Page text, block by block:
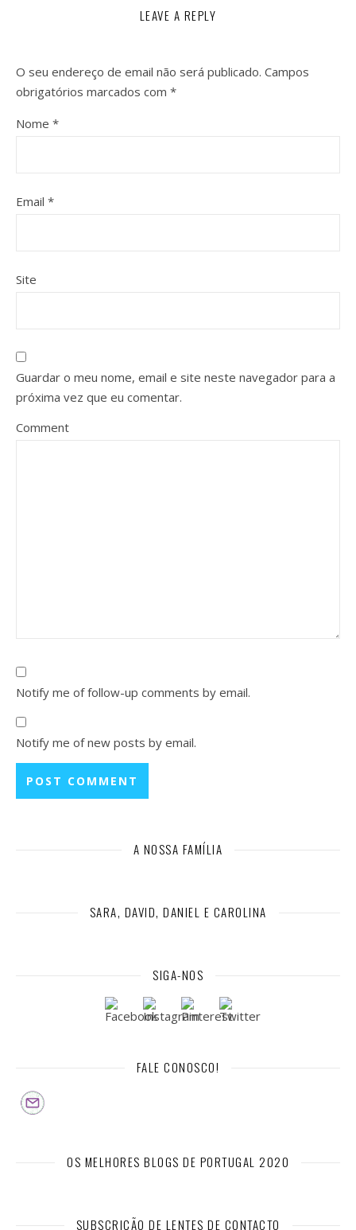
LEAVE A REPLY
O seu endereço de email não será publicado. Campos
obrigatórios marcados com *
Nome *
Email *
Site
Guardar o meu nome, email e site neste navegador para a
próxima vez que eu comentar.
Comment
Notify me of follow-up comments by email.
Notify me of new posts by email.
A NOSSA FAMÍLIA
SARA, DAVID, DANIEL E CAROLINA
SIGA-NOS
FALE CONOSCO!
OS MELHORES BLOGS DE PORTUGAL 2020
SUBSCRIÇÃO DE LENTES DE CONTACTO